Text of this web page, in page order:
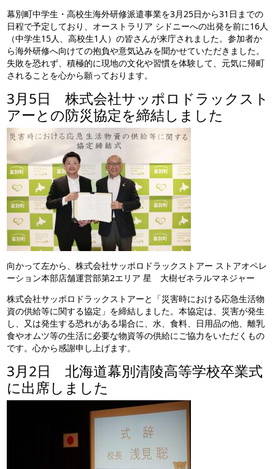
幕別町中学生・高校生海外研修派遣事業を3月25日から31日までの
日程で予定しており、オーストラリア シドニーへの出発を前に16人
（中学生15人、高校生1人）の皆さんが来庁されました。参加者か
ら海外研修へ向けての抱負や意気込みを聞かせていただきました。
失敗を恐れず、積極的に現地の文化や習慣を体験して、元気に帰町
されることを心から願っております。
3月5日 株式会社サッポロドラックスト
アーとの防災協定を締結しました
向かって左から、株式会社サッポロドラックストアー ストアオペレ
ーション本部店舗運営部第2エリア 星 大樹ゼネラルマネジャー
株式会社サッポロドラックストアーと「災害時における応急生活物
資の供給等に関する協定」を締結しました。本協定は、災害が発生
し、又は発生する恐れがある場合に、水、食料、日用品の他、離乳
食やオムツ等の生活に必要な物資等の供給にご協力をいただくもの
です。心から感謝申し上げます。
3月2日 北海道幕別清陵高等学校卒業式
に出席しました